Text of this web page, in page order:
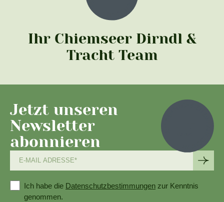
Ihr Chiemseer Dirndl &
Tracht Team
Jetzt unseren
Newsletter
abonnieren
Ich habe die Datenschutzbestimmungen zur Kenntnis
genommen.